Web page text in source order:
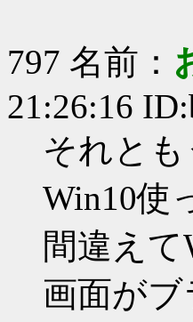
797 名前：
21:26:16
それと
Win10使
間違え
画面が